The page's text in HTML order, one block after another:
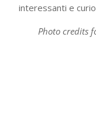
interessanti e
Photo credits